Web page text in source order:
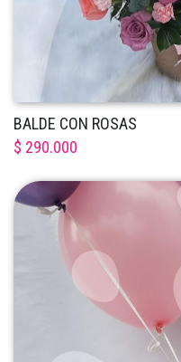
BALDE CON ROSAS
$ 290.000